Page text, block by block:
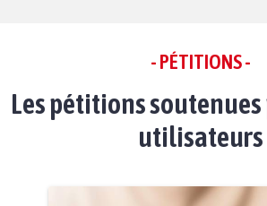
- PÉTITIONS -
Les pétitions
utilisateurs